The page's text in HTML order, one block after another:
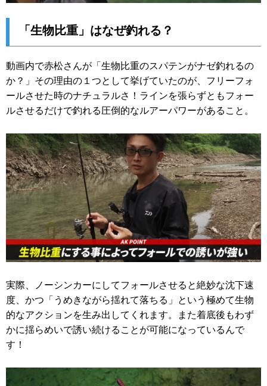
「生物比重」はなぜ釣れる？
動画内で赤松さんが「生物比重のスパテンがナゼ釣れるの
か？」その理由の１つとして挙げていたのが、フリーフォ
ールさせた時のナチュラルさ！ラインを張らずともフォー
ルさせるだけで釣れる圧倒的なルアーパワーがあること。
実際、ノーシンカーにしてフォールさせると絶妙な沈下速
度、かつ「うめきながら揺れて落ちる」という極めて生物
的なアクションを生み出してくれます。また着底後もわず
かに揺らめいで誘い続けることが可能になっているんで
す！